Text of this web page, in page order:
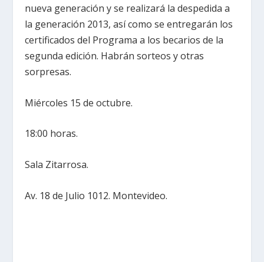
nueva generación y se realizará la despedida a
la generación 2013, así como se entregarán los
certificados del Programa a los becarios de la
segunda edición. Habrán sorteos y otras
sorpresas.
Miércoles 15 de octubre.
18:00 horas.
Sala Zitarrosa.
Av. 18 de Julio 1012. Montevideo.